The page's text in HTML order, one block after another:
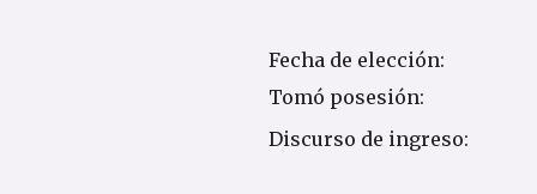
Fecha de elección:
Tomó posesión:
Discurso de ingreso: